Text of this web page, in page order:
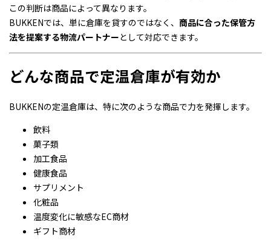
この判断は商品によって異なります。
BUKKENでは、単に倉庫を貸すのではなく、 商品に合った保管方
法を提案する物流パートナーとして対応できます。
どんな商品で定温倉庫が有効か
BUKKENの定温倉庫は、特に次のような商品で力を発揮します。
飲料
菓子類
加工食品
健康食品
サプリメント
化粧品
温度変化に敏感なEC商材
ギフト商材